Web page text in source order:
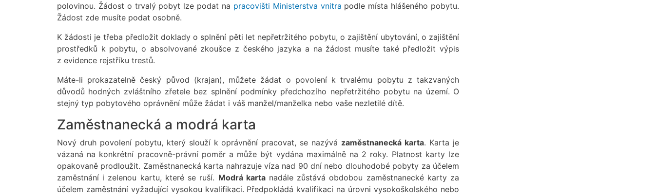
polovinou. Žádost o trvalý pobyt lze podat na pracovišti Ministerstva vnitra podle místa hlášeného pobytu.
Žádost zde musíte podat osobně.
K žádosti je třeba předložit doklady o splnění pěti let nepřetržitého pobytu, o zajištění ubytování, o zajištění
prostředků k pobytu, o absolvované zkoušce z českého jazyka a na žádost musíte také předložit výpis
z evidence rejstříku trestů.
Máte-li prokazatelně český původ (krajan), můžete žádat o povolení k trvalému pobytu z takzvaných
důvodů hodných zvláštního zřetele bez splnění podmínky předchozího nepřetržitého pobytu na území. O
stejný typ pobytového oprávnění může žádat i váš manžel/manželka nebo vaše nezletilé dítě.
Zaměstnanecká a modrá karta
Nový druh povolení pobytu, který slouží k oprávnění pracovat, se nazývá zaměstnanecká karta. Karta je
vázaná na konkrétní pracovně-právní poměr a může být vydána maximálně na 2 roky. Platnost karty lze
opakovaně prodloužit. Zaměstnanecká karta nahrazuje víza nad 90 dní nebo dlouhodobé pobyty za účelem
zaměstnání i zelenou kartu, které se ruší. Modrá kartanadále zůstává obdobou zaměstnanecké karty za
účelem zaměstnání vyžadující vysokou kvalifikaci. Předpokládá kvalifikaci na úrovni vysokoškolského nebo